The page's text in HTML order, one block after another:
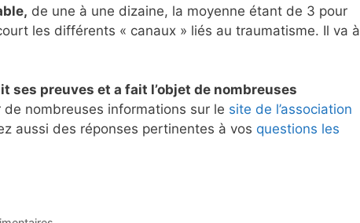
de une à une dizaine, la moyenne étant de 3 pour
les différents « canaux » liés au traumatisme. Il va à
ses preuves et a fait l’objet de nombreuses
de nombreuses informations sur le site de l’association
aussi des réponses pertinentes à vos questions les